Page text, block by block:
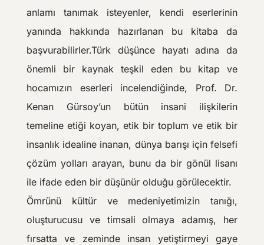
anlamı tanımak isteyenler, kendi eserlerinin
yanında hakkında hazırlanan bu kitaba da
başvurabilirler.Türk düşünce hayatı adına da
önemli bir kaynak teşkil eden bu kitap ve
hocamızın eserleri incelendiğinde, Prof. Dr.
Kenan Gürsoy’un bütün insani ilişkilerin
temeline etiği koyan, etik bir toplum ve etik bir
insanlık idealine inanan, dünya barışı için felsefi
çözüm yolları arayan, bunu da bir gönül lisanı
ile ifade eden bir düşünür olduğu görülecektir.
Ömrünü kültür ve medeniyetimizin tanığı,
oluşturucusu ve timsali olmaya adamış, her
fırsatta ve zeminde insan yetiştirmeyi gaye